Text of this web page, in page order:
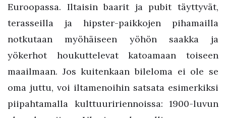
Euroopassa. Iltaisin baarit ja pubit täyttyvät,
terasseilla ja hipster-paikkojen pihamailla
notkutaan myöhäiseen yöhön saakka ja
yökerhot houkuttelevat katoamaan toiseen
maailmaan. Jos kuitenkaan bileloma ei ole se
oma juttu, voi iltamenoihin satsata esimerkiksi
piipahtamalla kulttuuririennoissa: 1900-luvun